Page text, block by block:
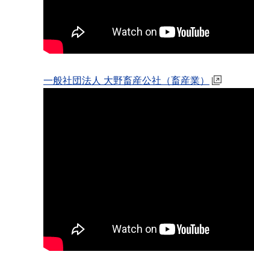
一般社団法人 大野畜産公社（畜産業）